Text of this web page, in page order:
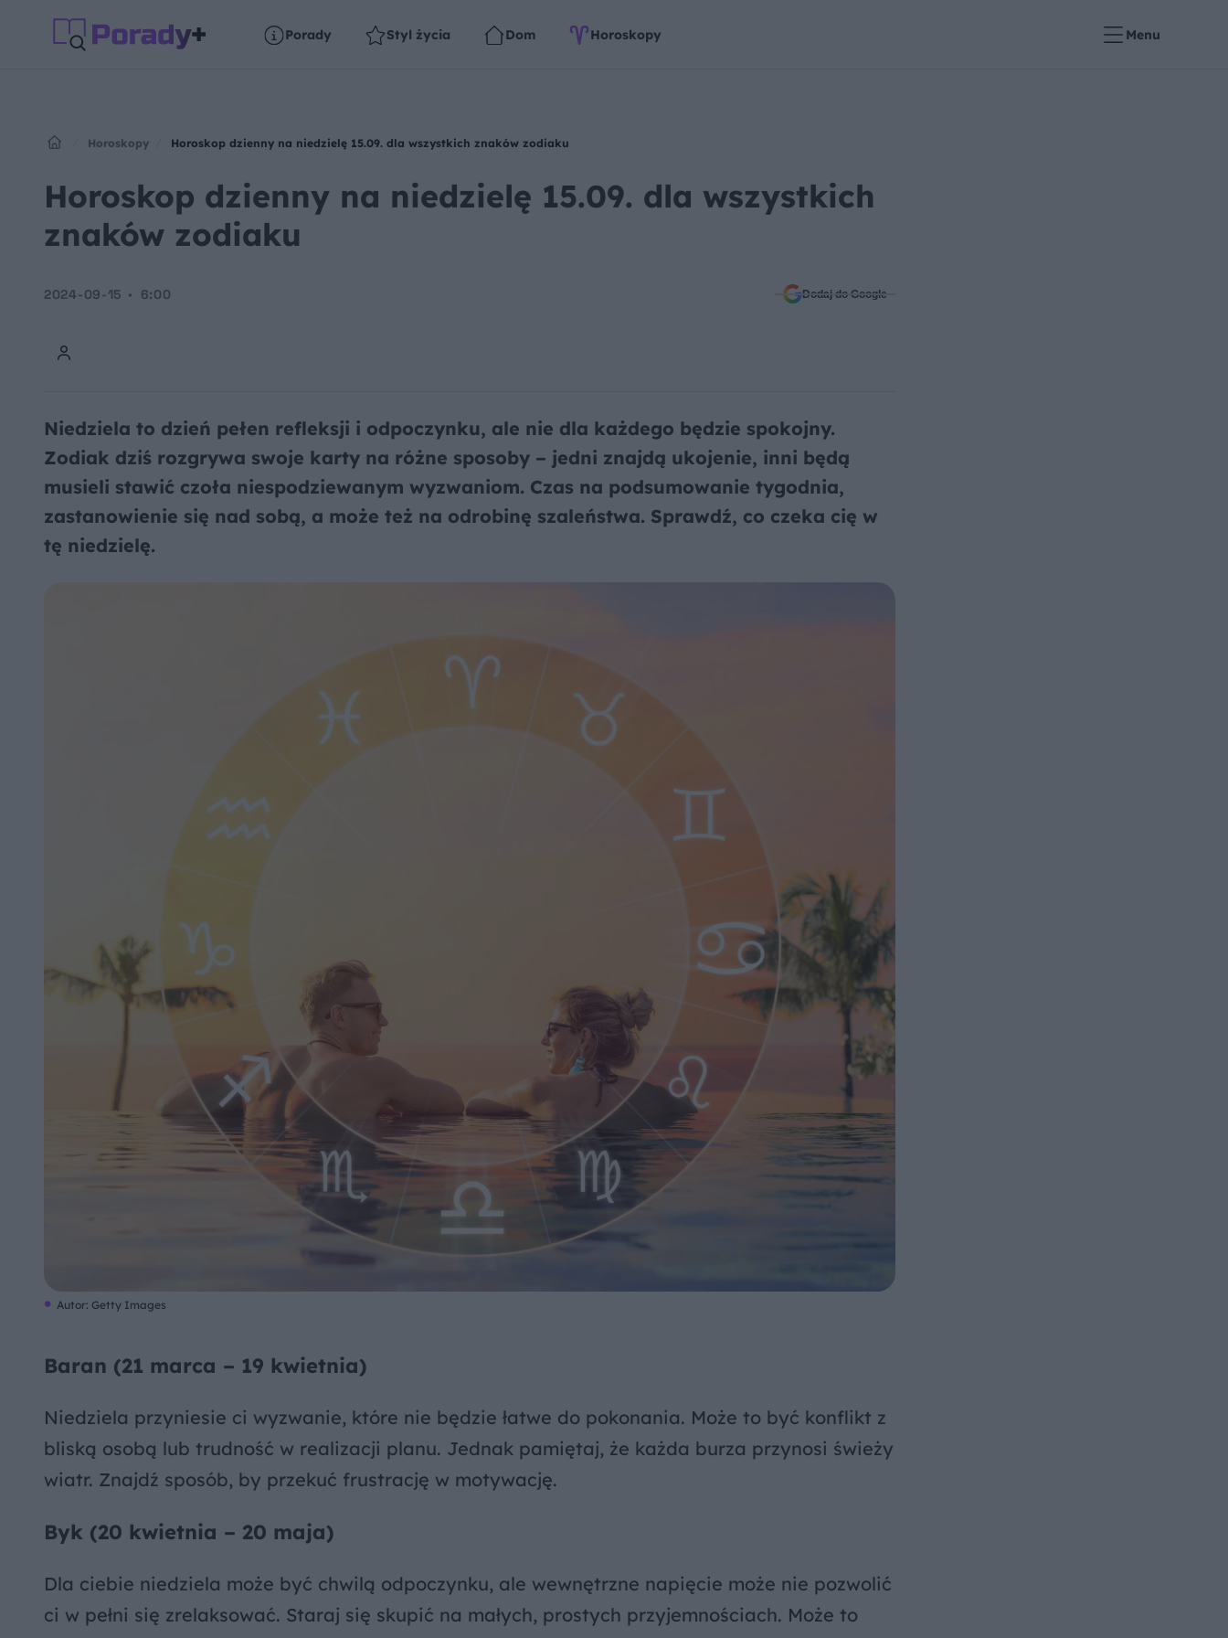
Porady Styl życia Dom Horoskopy Menu
Horoskopy Horoskop dzienny na niedzielę 15.09. dla wszystkich znaków zodiaku
Horoskop dzienny na niedzielę 15.09. dla wszystkich
znaków zodiaku
2024-09-15 6:00 Dodaj do Google
Niedziela to dzień pełen refleksji i odpoczynku, ale nie dla każdego będzie spokojny.
Zodiak dziś rozgrywa swoje karty na różne sposoby – jedni znajdą ukojenie, inni będą
musieli stawić czoła niespodziewanym wyzwaniom. Czas na podsumowanie tygodnia,
zastanowienie się nad sobą, a może też na odrobinę szaleństwa. Sprawdź, co czeka cię w
tę niedzielę.
Autor: Getty Images
Baran (21 marca – 19 kwietnia)
Niedziela przyniesie ci wyzwanie, które nie będzie łatwe do pokonania. Może to być konflikt z
bliską osobą lub trudność w realizacji planu. Jednak pamiętaj, że każda burza przynosi świeży
wiatr. Znajdź sposób, by przekuć frustrację w motywację.
Byk (20 kwietnia – 20 maja)
Dla ciebie niedziela może być chwilą odpoczynku, ale wewnętrzne napięcie może nie pozwolić
ci w pełni się zrelaksować. Staraj się skupić na małych, prostych przyjemnościach. Może to